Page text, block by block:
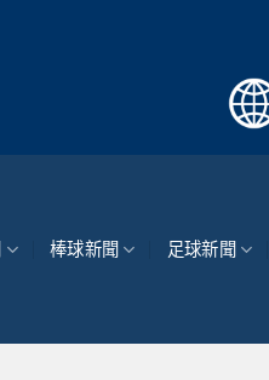
棒球新聞 足球新聞